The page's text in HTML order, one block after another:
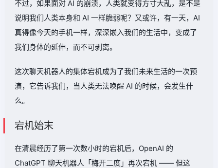
不过，如果面对 AI 的崩溃，人类就变得方寸大乱，是不是
说明我们人类本身和 AI 一样脆弱呢？又或许，有一天，AI
真得像今天的手机一样，深深嵌入我们的生活中，变成了
我们身体的延伸，而不可剥离。
这次聊天机器人的集体宕机成为了我们未来生活的一次预
演，它告诉我们，当人类无法唤醒 AI 的时候，会发生什
么。
宕机始末
在清晨经历了第一次数小时的宕机后，OpenAI 的
ChatGPT 聊天机器人「梅开二度」再次宕机 —— 但这